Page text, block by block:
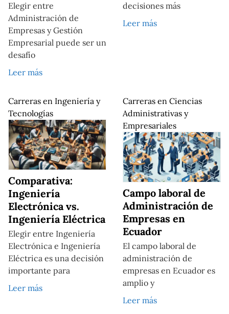
Elegir entre
Administración de
Empresas y Gestión
Empresarial puede ser un
desafío
Leer más
decisiones más
Leer más
Carreras en Ingeniería y
Tecnologías
Comparativa:
Ingeniería
Electrónica vs.
Ingeniería Eléctrica
Elegir entre Ingeniería
Electrónica e Ingeniería
Eléctrica es una decisión
importante para
Leer más
Carreras en Ciencias
Administrativas y
Empresariales
Campo laboral de
Administración de
Empresas en
Ecuador
El campo laboral de
administración de
empresas en Ecuador es
amplio y
Leer más